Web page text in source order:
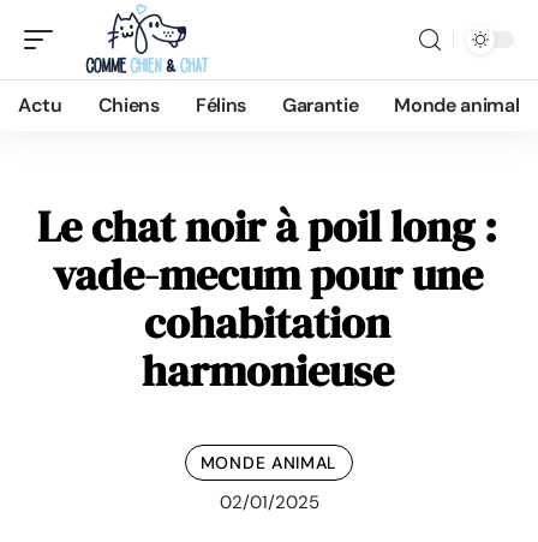
Actu Chiens Félins Garantie Monde animal
Le chat noir à poil long :
vade-mecum pour une
cohabitation
harmonieuse
MONDE ANIMAL
02/01/2025